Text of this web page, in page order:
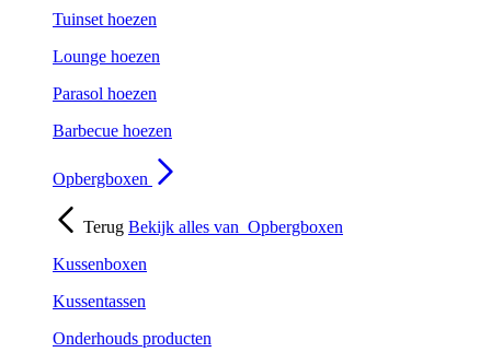
Tuinset hoezen
Lounge hoezen
Parasol hoezen
Barbecue hoezen
Opbergboxen
Terug Bekijk alles van Opbergboxen
Kussenboxen
Kussentassen
Onderhouds producten